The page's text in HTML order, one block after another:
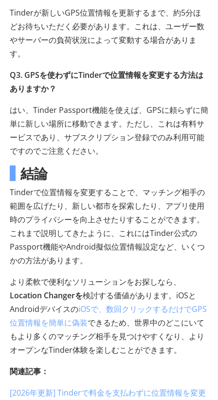
Tinderが新しいGPS位置情報を更新するまで、約5分ほ
どお待ちいただく必要があります。これは、ユーザー数
やサーバーの負荷状況によって変動する場合がありま
す。
Q3. GPSを使わずにTinderで位置情報を変更する方法は
ありますか？
はい、Tinder Passport機能を使えば、GPSに頼らずに簡
単に新しい場所に移動できます。ただし、これは有料サ
ービスであり、サブスクリプション登録でのみ利用可能
ですのでご注意ください。
結論
Tinderで位置情報を変更することで、マッチング相手の
範囲を広げたり、新しい都市を探索したり、アプリ使用
時のプライバシーを向上させたりすることができます。
これまで説明してきたように、これにはTinder公式の
Passport機能やAndroid擬似位置情報設定など、いくつ
かの方法があります。
より柔軟で便利なソリューションをお探しなら、
Location Changerを検討する価値があります。iOSと
AndroidデバイスのiOSで、数回クリックするだけでGPS
位置情報を簡単に偽装できるため、世界中のどこにいて
もより多くのマッチング相手を見つけやすくなり、より
オープンなTinder体験を楽しむことができます。
関連記事：
[2026年更新] Tinderで料金を支払わずに位置情報を変更